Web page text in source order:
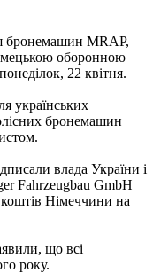
бронемашин MRAP,
оборонною
22 квітня.
українських
бронемашин
влада України і
Fahrzeugbau GmbH
Німеччини на
що всі
року.